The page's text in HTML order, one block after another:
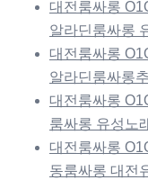
대전룸싸롱
알라딘룸싸롱
대전룸싸롱
알라딘룸싸롱
대전룸싸롱
룸싸롱 유성노
대전룸싸롱
동룸싸롱 대전